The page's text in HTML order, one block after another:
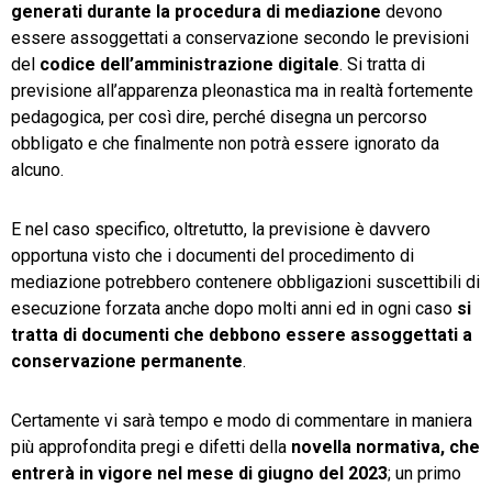
generati durante la procedura di mediazione devono
essere assoggettati a conservazione secondo le previsioni
del codice dell’amministrazione digitale. Si tratta di
previsione all’apparenza pleonastica ma in realtà fortemente
pedagogica, per così dire, perché disegna un percorso
obbligato e che finalmente non potrà essere ignorato da
alcuno.
E nel caso specifico, oltretutto, la previsione è davvero
opportuna visto che i documenti del procedimento di
mediazione potrebbero contenere obbligazioni suscettibili di
esecuzione forzata anche dopo molti anni ed in ogni caso si
tratta di documenti che debbono essere assoggettati a
conservazione permanente.
Certamente vi sarà tempo e modo di commentare in maniera
più approfondita pregi e difetti della novella normativa, che
entrerà in vigore nel mese di giugno del 2023; un primo